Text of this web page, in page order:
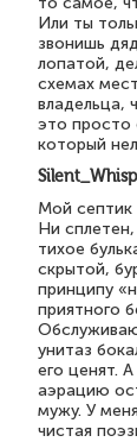
Или ты
звонишь
лопатой,
схемах
владельца,
это просто
который
Мой
Ни
тихое
скрытой,
принципу
приятного
унитаз
его ценят.
аэрацию
мужу. У
чистая